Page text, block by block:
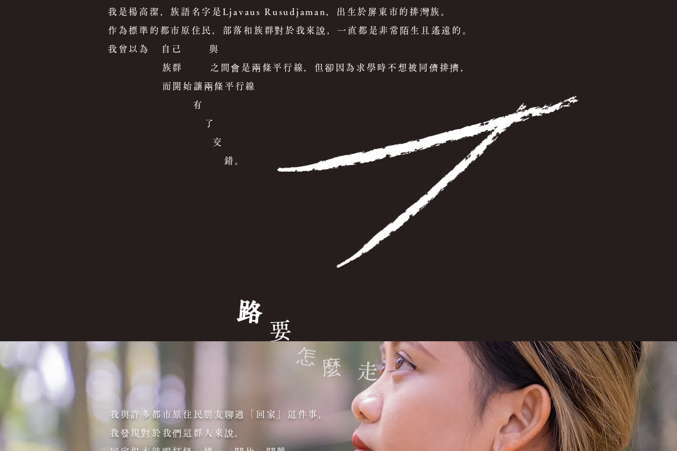
我是楊高潔，族語名字是Ljavaus Rusudjaman，出生於屏東市的排灣族。
作為標準的都市原住民，部落和族群對於我來說，一直都是非常陌生且遙遠的。
我曾以為 自己 與
族群 之間會是兩條平行線，但卻因為求學時不想被同儕排擠，
而開始讓兩條平行線
有
了
交
錯。
路
怎
麼 走
我與許多都市原住民朋友聊過「回家」這件事，
我發現對於我們這群人來說，
要